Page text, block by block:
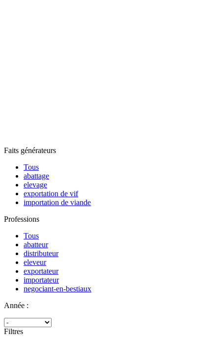
Faits générateurs
Tous
abattage
elevage
exportation de vif
importation de viande
Professions
Tous
abatteur
distributeur
eleveur
exportateur
importateur
negociant-en-bestiaux
Année :
Filtres